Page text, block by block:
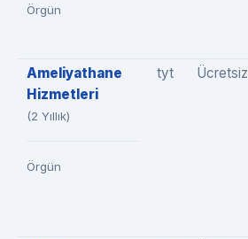
Örgün
Ameliyathane
Hizmetleri
(2 Yıllık)
Örgün
tyt Ücretsiz